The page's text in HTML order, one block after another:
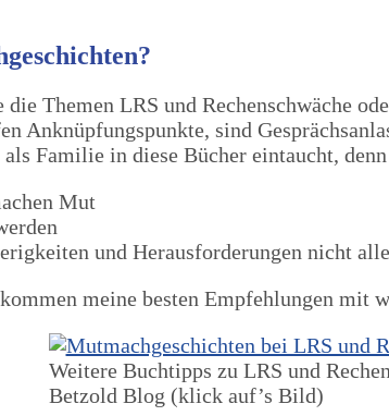
Themen LRS und Rechenschwäche
Anknüpfungspunkte, sind
Familie in diese Bücher eintaucht,
Mut
und Herausforderungen nicht
meine besten Empfehlungen mit
Weitere Buchtipps zu LRS und
Betzold Blog (klick auf’s Bild)